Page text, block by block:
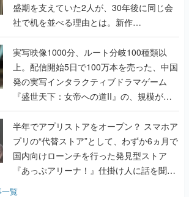
盛期を支えていた2人が、30年後に同じ会
社で机を並べる理由とは。新作
『TATSUJIN EXTREME』で初タッグを組
んだレジェンド2人に訊く開発秘話
実写映像1000分、ルート分岐100種類以
上。配信開始5日で100万本を売った、中国
発の実写インタラクティブドラマゲーム
『盛世天下：女帝への道II』の、規模が違
うこだわりをプロデューサーに聞いた
半年でアプリストアをオープン？ スマホア
プリの“代替ストア”として、わずか6ヵ月で
国内向けローンチを行った発見型ストア
『あっぷアリーナ！』仕掛け人に話を聞い
覧